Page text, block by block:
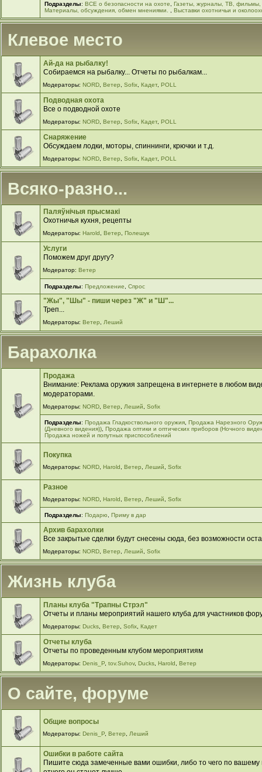
Подразделы:ВСЕ о безопасности на охоте ,Газеты, журналы, ТВ, фильмы,
Материалы, обсуждения, обмен мнениями.
,Выставки охотничьи и
Клевое место
Ай-да на рыбалку!
Собираемся на рыбалку... Отчеты по рыбалкам...
Модераторы: NORD, Ветер Sofix, Кадет, POLL
Подводная охота
Все о подводной охоте
Модераторы: NORD, Ветер Sofix, Кадет, POLL
Снаряжение
Обсуждаем лодки, моторы, спиннинги, крючки и т.д.
Модераторы: NORD, Ветер Sofix, Кадет, POLL
Всяко-разно...
Паляўнiчыя прысмакi
Охотничья кухня, рецепты
Модераторы: Harold , Ветер, Полешук
Услуги
Поможем друг другу?
Модератор: Ветер
Подразделы:Предложение ,Спрос
"Жы", "Шы" - пиши через "Ж" и "Ш"...
Треп...
Модераторы: Ветер, Леший
Барахолка
Продажа
Внимание: Реклама оружия запрещена в интернете в любом
модераторами.
Модераторы: NORD, Ветер Леший Sofix
Подразделы: Продажа Гладкоствольного оружия, Продажа Нарезного
(Дневного видения)), Продажа оптики и оптических приборов (Ночного
Продажа ножей и попутных приспособлений
Покупка
Модераторы: NORD, Harold Ветер Леший Sofix
Разное
Модераторы: NORD, Harold Ветер Леший Sofix
Подразделы: Подарю, Приму в дар
Архив барахолки
Все закрытые сделки будут снесены сюда, без возможности
Модераторы: NORD, Ветер Леший Sofix
Жизнь клуба
Планы клуба "Трапны Стрэл"
Отчеты и планы мероприятий нашего клуба для участников
Модераторы: Ducks, Ветер Sofix, Кадет
Отчеты клуба
Отчеты по проведенным клубом мероприятиям
Модераторы: Denis_P, tov.Suhov, Ducks, Harold Ветер
О сайте, форуме
Общие вопросы
Модераторы: Denis_P, Ветер Леший
Ошибки в работе сайта
Пишите сюда замеченные вами ошибки, либо то чего по вашему